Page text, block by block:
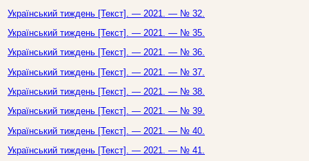
Український тиждень [Текст]. — 2021. — № 32.
Український тиждень [Текст]. — 2021. — № 35.
Український тиждень [Текст]. — 2021. — № 36.
Український тиждень [Текст]. — 2021. — № 37.
Український тиждень [Текст]. — 2021. — № 38.
Український тиждень [Текст]. — 2021. — № 39.
Український тиждень [Текст]. — 2021. — № 40.
Український тиждень [Текст]. — 2021. — № 41.